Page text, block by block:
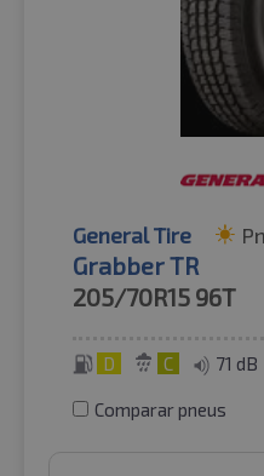
General Tire
Grabber TR
205/70R15 96T
D C 71 dB
Comparar pneus